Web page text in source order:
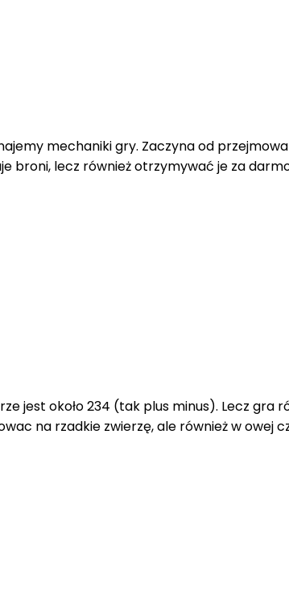
mechaniki gry. Zaczyna od
lecz również otrzymywać je za
jest około 234 (tak plus minus). Lecz gra
na rzadkie zwierzę, ale również w owej